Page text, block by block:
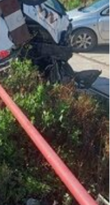
– str. Văliugului și
– avarie – Calea